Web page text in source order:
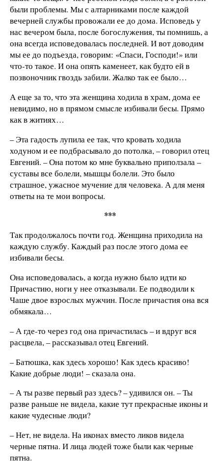
были проблемы. Мы с алтарниками после каждой
вечерней службы провожали ее до дома. Исповедь у
нас вечером была, после богослужения, ты помнишь, а
она всегда исповедовалась последней. И вот доводим
мы ее до подъезда, говорим: «Спаси, Господи!» или
что-то такое. И она опять каменеет, как будто ей в
позвоночник гвоздь забили. Жалко так ее было…
А еще за то, что эта женщина ходила в храм, дома ее
невидимо, но в прямом смысле избивали бесы. Прямо
как в житиях…
– Эта гадость лупила ее так, что кровать ходила
ходуном и ее подбрасывало до потолка, – говорил отец
Евгений. – Она потом ко мне буквально приползала –
суставы все болели, мышцы болели. Это было
страшное, ужасное мучение для человека. А для меня
ответы на те мои вопросы.
***
Так продолжалось почти год. Женщина приходила на
каждую службу. Каждый раз после этого дома ее
избивали бесы.
Она исповедовалась, а когда нужно было идти ко
Причастию, ноги у нее отказывали. Ее подводили к
Чаше двое взрослых мужчин. После причастия она вся
обмякала…
– А где-то через год она причастилась – и вдруг вся
расцвела, – рассказывал отец Евгений.
– Батюшка, как здесь хорошо! Как здесь красиво!
Какие добрые люди! – сказала она.
– А ты разве первый раз здесь? – удивился он. – Ты
разве раньше не видела, какие тут прекрасные иконы и
какие чудесные люди?
– Нет, не видела. На иконах вместо ликов видела
черные пятна. И лица людей тоже были как черные
пятна.